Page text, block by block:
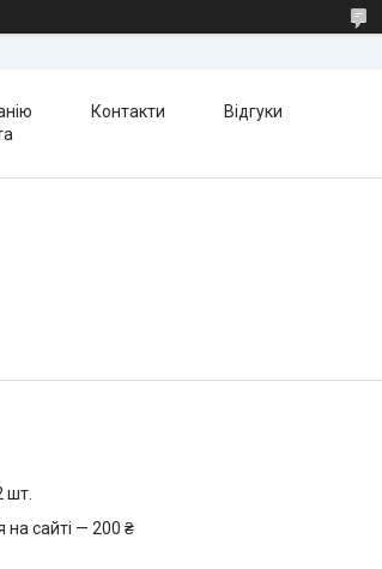
Контакти
Відгуки
шт.
на сайті — 200 ₴